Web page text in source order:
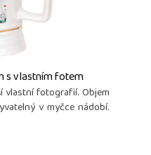
s vlastním fotem
vlastní fotografií. Objem
v myčce nádobí.